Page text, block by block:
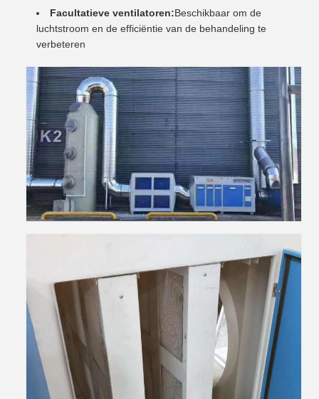
Facultatieve ventilatoren:Beschikbaar om de
luchtstroom en de efficiëntie van de behandeling te
verbeteren